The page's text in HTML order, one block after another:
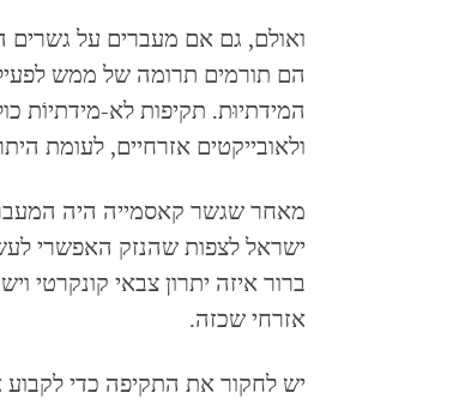
ואולם, גם אם מעברים על גשרים
הם תורמים תרומה של ממש
המידתיוּת. תקיפות לא-מידתיוֹת
ולאובייקטים אזרחיים, לעומת
מאחר שגשר קאסמייה היה
ישראל לצפות שהנזק האפשרי
ברור איזה יתרון צבאי קונקרטי
אזרחי שכזה.
יש לחקור את התקיפה כדי